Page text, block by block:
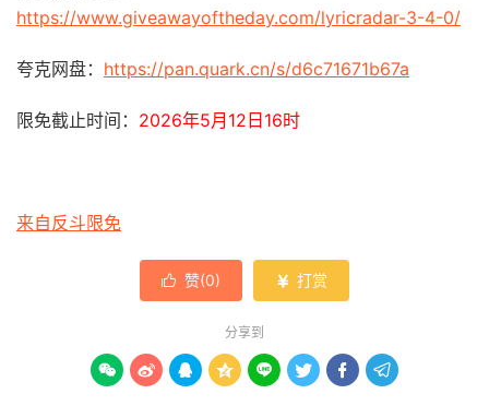
https://www.giveawayoftheday.com/lyricradar-3-4-0/
夸克网盘： https://pan.quark.cn/s/d6c71671b67a
限免截止时间： 2026年5月12日16时
来自反斗限免
 赞(0)  打赏
分享到
       